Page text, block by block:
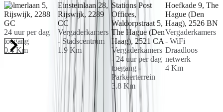
Volmerlaan 5,
Rijswijk, 2288
GC
24 uur per dag
toegang
0.4 Km
Einsteinlaan 28,
Rijswijk, 2289
CC
Vergaderkamers
- Stadscentrum
1.9 Km
Stations Post
Offices,
Waldorpstraat 5,
The Hague (Den
Haag), 2521 CA
Vergaderkamers
- 24 uur per dag
toegang -
Parkeerterrein
3.8 Km
Hoefkade 9, The
Hague (Den
Haag), 2526 BN
Vergaderkamers
- WiFi
Draadloos
netwerk
4 Km
Nabijgelegen gebieden